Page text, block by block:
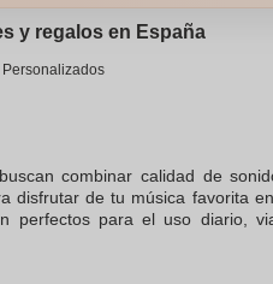
y regalos en España
combinar calidad de
disfrutar de tu música favorita
perfectos para el uso diario,
que no solo se vean bien,